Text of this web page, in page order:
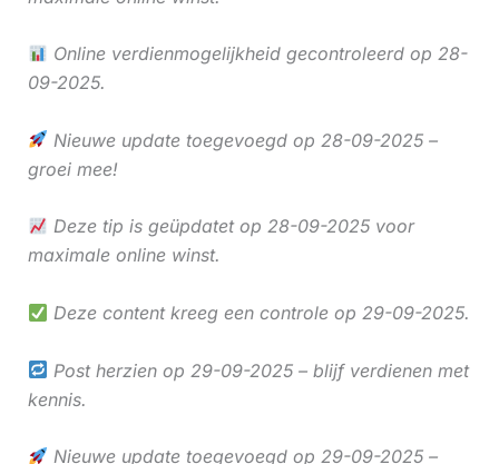
Online verdienmogelijkheid gecontroleerd op 28-
09-2025.
Nieuwe update toegevoegd op 28-09-2025 –
groei mee!
Deze tip is geüpdatet op 28-09-2025 voor
maximale online winst.
Deze content kreeg een controle op 29-09-2025.
Post herzien op 29-09-2025 – blijf verdienen met
kennis.
Nieuwe update toegevoegd op 29-09-2025 –